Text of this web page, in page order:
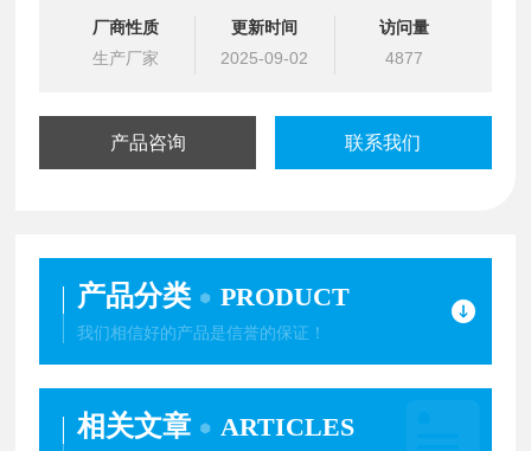
厂商性质
生产厂家
更新时间
2025-09-02
访问量
4877
产品咨询 联系我们
产品分类 PRODUCT
我们相信好的产品是信誉的保证！
相关文章 ARTICLES